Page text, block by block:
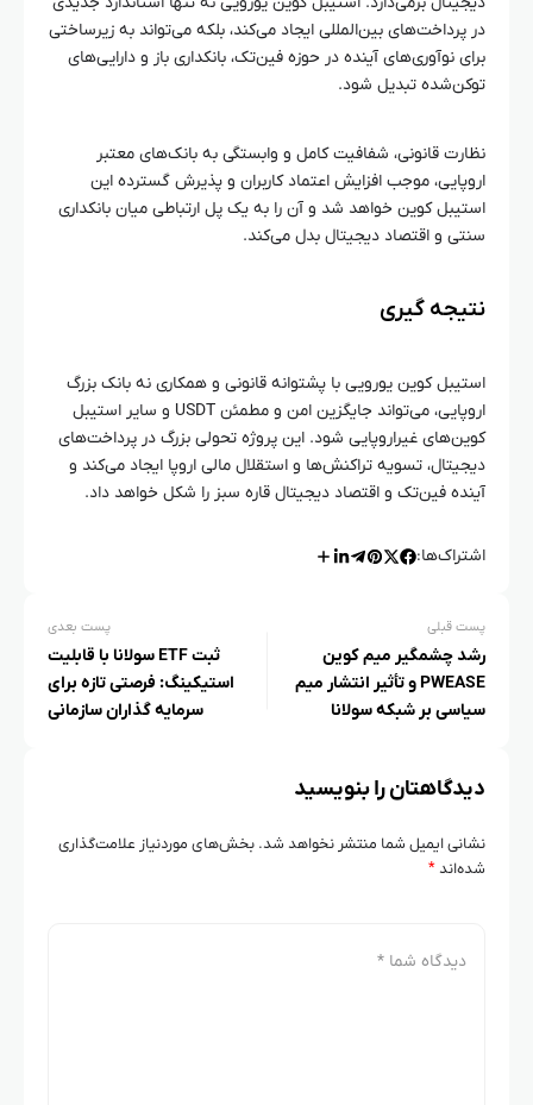
در پرداخت‌های بین‌المللی ایجاد می‌کند، بلکه می‌تواند به زیرساختی
برای نوآوری‌های آینده در حوزه فین‌تک، بانکداری باز و دارایی‌های
توکن‌شده تبدیل شود.
نظارت قانونی، شفافیت کامل و وابستگی به بانک‌های معتبر
اروپایی، موجب افزایش اعتماد کاربران و پذیرش گسترده این
استیبل کوین خواهد شد و آن را به یک پل ارتباطی میان بانکداری
سنتی و اقتصاد دیجیتال بدل می‌کند.
نتیجه‌ گیری
استیبل کوین یورویی با پشتوانه قانونی و همکاری نه بانک بزرگ
اروپایی، می‌تواند جایگزین امن و مطمئن USDT و سایر استیبل
کوین‌های غیراروپایی شود. این پروژه تحولی بزرگ در پرداخت‌های
دیجیتال، تسویه تراکنش‌ها و استقلال مالی اروپا ایجاد می‌کند و
آینده فین‌تک و اقتصاد دیجیتال قاره سبز را شکل خواهد داد.
اشتراک‌ها:
پست قبلی
رشد چشمگیر میم کوین
PWEASE و تأثیر انتشار میم
سیاسی بر شبکه سولانا
پست بعدی
ثبت ETF سولانا با قابلیت
استیکینگ: فرصتی تازه برای
سرمایه‌ گذاران سازمانی
دیدگاهتان را بنویسید
نشانی ایمیل شما منتشر نخواهد شد. بخش‌های موردنیاز علامت‌گذاری
شده‌اند*